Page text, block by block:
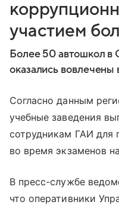
участием
Более 50 автошкол в
оказались
Согласно данным
учебные заведения
сотрудникам ГАИ для
во время экзаменов
В пресс-службе
что оперативники